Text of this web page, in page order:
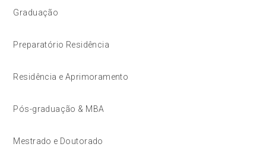
Graduação
Preparatório Residência
Residência e Aprimoramento
Pós-graduação & MBA
Mestrado e Doutorado